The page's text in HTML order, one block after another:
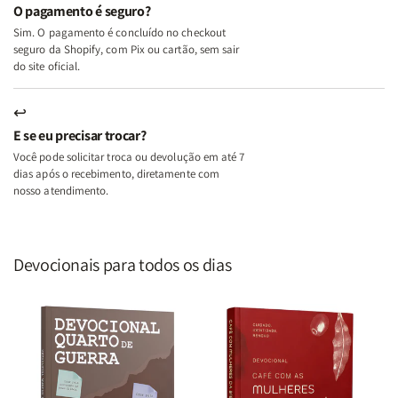
Lar
Lar
O pagamento é seguro?
Sim. O pagamento é concluído no checkout
seguro da Shopify, com Pix ou cartão, sem sair
do site oficial.
↩
E se eu precisar trocar?
Você pode solicitar troca ou devolução em até 7
dias após o recebimento, diretamente com
nosso atendimento.
Devocionais para todos os dias